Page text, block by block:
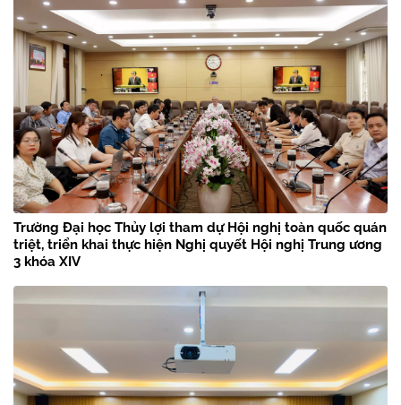
Trường Đại học Thủy lợi tham dự Hội nghị toàn quốc quán
triệt, triển khai thực hiện Nghị quyết Hội nghị Trung ương
3 khóa XIV